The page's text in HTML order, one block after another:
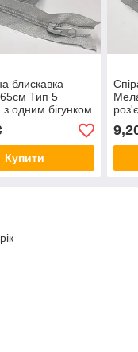
блискавка
Тип 5
одним бігунком
Купити